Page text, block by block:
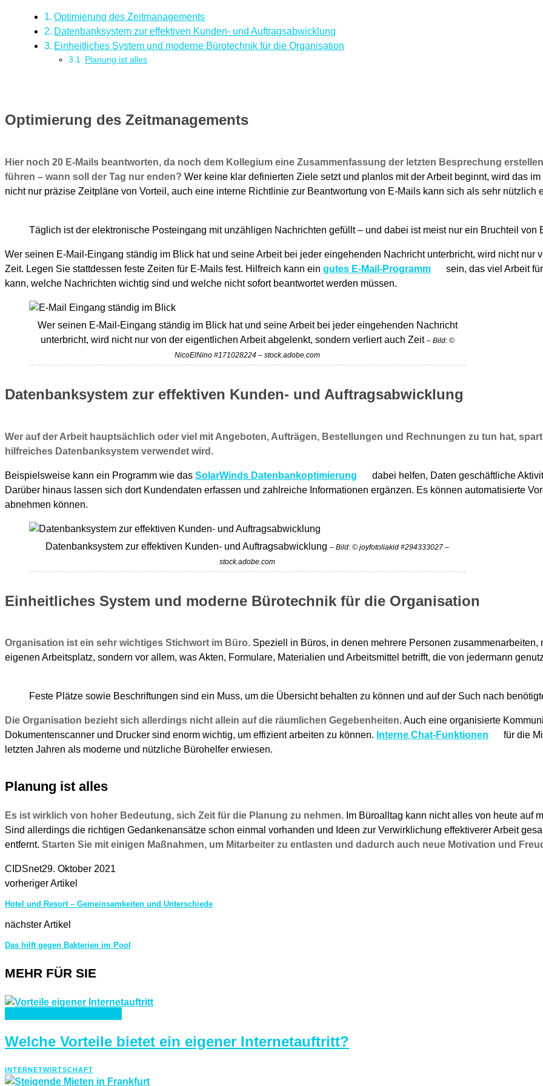
Optimierung des Zeitmanagements
Datenbanksystem zur effektiven Kunden- und Auftragsabwicklung
Einheitliches System und moderne Bürotechnik für die Organisation
Planung ist alles
Optimierung des Zeitmanagements
Hier noch 20 E-Mails beantworten, da noch dem Kollegium eine Zusammenfassung der letzten Besprechung
führen – wann soll der Tag nur enden? Wer keine klar definierten Ziele setzt und planlos mit der Arbeit beginnt, wird das
nicht nur präzise Zeitpläne von Vorteil, auch eine interne Richtlinie zur Beantwortung von E-Mails kann sich als sehr nützlich
Täglich ist der elektronische Posteingang mit unzähligen Nachrichten gefüllt – und dabei ist meist nur ein Bruchteil von
Wer seinen E-Mail-Eingang ständig im Blick hat und seine Arbeit bei jeder eingehenden Nachricht unterbricht, wird nicht nur
Zeit. Legen Sie stattdessen feste Zeiten für E-Mails fest. Hilfreich kann ein gutes E-Mail-Programm
sein, das viel Arbeit
kann, welche Nachrichten wichtig sind und welche nicht sofort beantwortet werden müssen.
Wer seinen E-Mail-Eingang ständig im Blick hat und seine Arbeit bei jeder eingehenden Nachricht
unterbricht, wird nicht nur von der eigentlichen Arbeit abgelenkt, sondern verliert auch Zeit – Bild: ©
NicoElNino #171028224 – stock.adobe.com
Datenbanksystem zur effektiven Kunden- und Auftragsabwicklung
Wer auf der Arbeit hauptsächlich oder viel mit Angeboten, Aufträgen, Bestellungen und Rechnungen zu tun hat,
hilfreiches Datenbanksystem verwendet wird.
Beispielsweise kann ein Programm wie das SolarWinds Datenbankoptimierung
dabei helfen, Daten geschäftliche
Darüber hinaus lassen sich dort Kundendaten erfassen und zahlreiche Informationen ergänzen. Es können automatisierte
abnehmen können.
Datenbanksystem zur effektiven Kunden- und Auftragsabwicklung – Bild: © joyfotoliakid #294333027 –
stock.adobe.com
Einheitliches System und moderne Bürotechnik für die Organisation
Organisation ist ein sehr wichtiges Stichwort im Büro. Speziell in Büros, in denen mehrere Personen
eigenen Arbeitsplatz, sondern vor allem, was Akten, Formulare, Materialien und Arbeitsmittel betrifft, die von jedermann
Feste Plätze sowie Beschriftungen sind ein Muss, um die Übersicht behalten zu können und auf der Such nach
Die Organisation bezieht sich allerdings nicht allein auf die räumlichen Gegebenheiten. Auch eine organisierte
Dokumentenscanner und Drucker sind enorm wichtig, um effizient arbeiten zu können. Interne Chat-Funktionen
für die
letzten Jahren als moderne und nützliche Bürohelfer erwiesen.
Planung ist alles
Es ist wirklich von hoher Bedeutung, sich Zeit für die Planung zu nehmen. Im Büroalltag kann nicht alles von heute auf
Sind allerdings die richtigen Gedankenansätze schon einmal vorhanden und Ideen zur Verwirklichung effektiverer Arbeit
entfernt. Starten Sie mit einigen Maßnahmen, um Mitarbeiter zu entlasten und dadurch auch neue Motivation und
CIDSnet29. Oktober 2021
vorheriger Artikel
Hotel und Resort – Gemeinsamkeiten und Unterschiede
nächster Artikel
Das hilft gegen Bakterien im Pool
MEHR FÜR SIE
Welche Vorteile bietet ein eigener Internetauftritt?
INTERNETWIRTSCHAFT